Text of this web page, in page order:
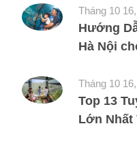
Tháng 10
Hướng
Hà Nội
Tháng 10
Top 13
Lớn Nhất